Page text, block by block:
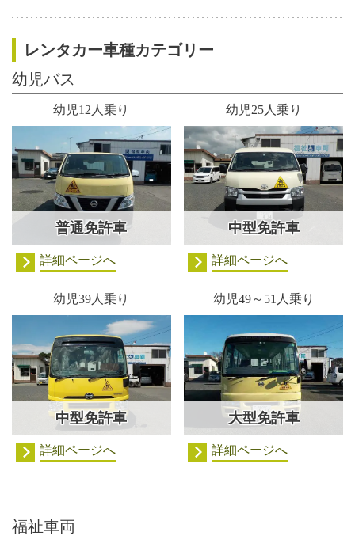
レンタカー車種カテゴリー
幼児バス
幼児12人乗り
普通免許車
詳細ページへ
幼児25人乗り
中型免許車
詳細ページへ
幼児39人乗り
中型免許車
詳細ページへ
幼児49～51人乗り
大型免許車
詳細ページへ
福祉車両